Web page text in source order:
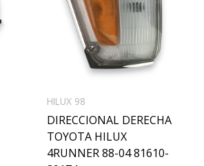
HILUX 98
DIRECCIONAL DERECHA
TOYOTA HILUX
4RUNNER 88-04 81610-